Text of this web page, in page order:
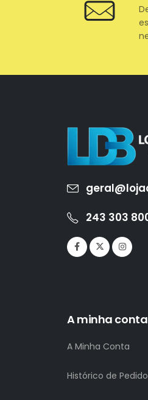
243 303
A minha conta
A Minha Conta
Histórico de